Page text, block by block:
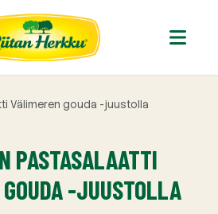
Välimeren gouda -juustolla
PASTASALAATTI
-JUUSTOLLA